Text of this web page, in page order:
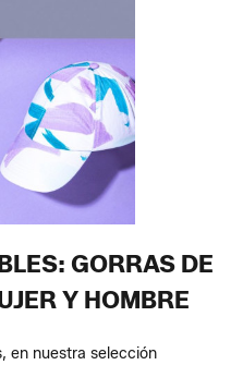
GORRAS DE
Y HOMBRE
en nuestra selección